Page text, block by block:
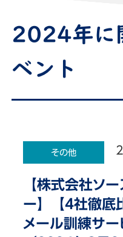
2024年に
ベント
その他
【株式会社ソ
ー】【4社徹底
メール訓練サー